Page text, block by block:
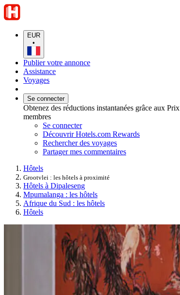
EUR
•
Publier votre annonce
Assistance
Voyages
Se connecter
Obtenez des réductions instantanées grâce aux Prix
membres
Se connecter
Découvrir Hotels.com Rewards
Rechercher des voyages
Partager mes commentaires
Hôtels
Grootvlei : les hôtels à proximité
Hôtels à Dipaleseng
Mpumalanga : les hôtels
Afrique du Sud : les hôtels
Hôtels